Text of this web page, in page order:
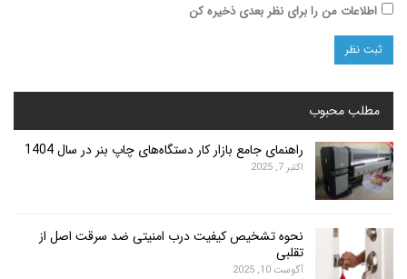
من را برای نظر بعدی ذخیره کن
راهنمای جامع بازار کار دستگاه‌های چاپ بنر در سال 1404
اکتبر 7, 2025
نحوه تشخیص کیفیت درب امنیتی ضد سرقت اصل از
تقلبی
آگوست 10, 2025